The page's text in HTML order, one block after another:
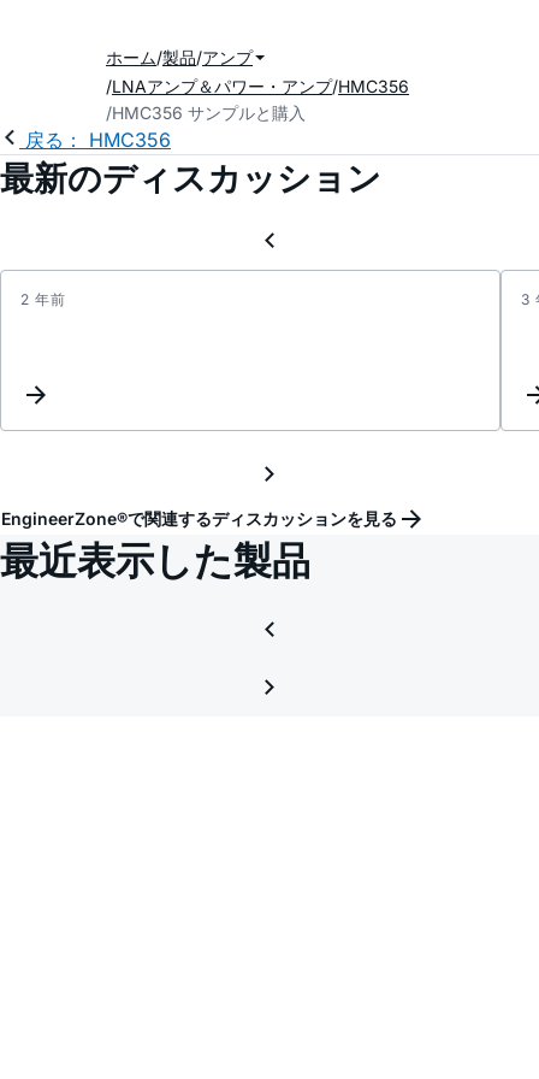
ホーム 製品 アンプ
LNAアンプ＆パワー・アンプ HMC356
HMC356 サンプルと購入
戻る： HMC356
最新のディスカッション
2 年前 3
EngineerZone®で関連するディスカッションを見る
最近表示した製品